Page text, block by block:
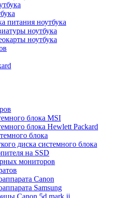
питания ноутбука
ноутбука
ноутбука
блока MSI
блока Hewlett Packard
блока
диска системного блока
на SSD
мониторов
Canon
Samsung
Canon 5d mark ii